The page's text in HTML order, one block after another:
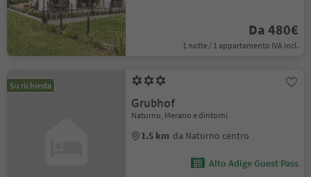
Da 480€
1 notte / 1 appartamento IVA incl.
Su richiesta
Grubhof
Naturno, Merano e dintorni
1.5 km da Naturno centro
Alto Adige Guest Pass